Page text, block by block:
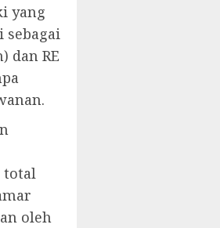
yang
dan RE
total
oleh